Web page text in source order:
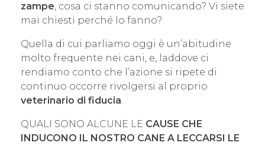
zampe, cosa ci stanno comunicando? Vi siete
mai chiesti perché lo fanno?
Quella di cui parliamo oggi è un’abitudine
molto frequente nei cani, e, laddove ci
rendiamo conto che l’azione si ripete di
continuo occorre rivolgersi al proprio
veterinario di fiducia.
QUALI SONO ALCUNE LE CAUSE CHE
INDUCONO IL NOSTRO CANE A LECCARSI LE